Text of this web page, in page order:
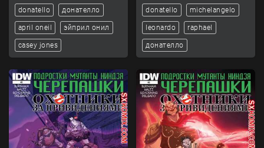
donatello донателло
april oneil эйприл онил
casey jones
donatello michelangelo
leonardo raphael
донателло